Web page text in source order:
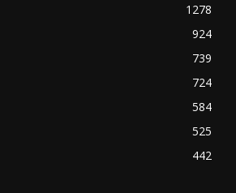
1278
924
739
724
584
525
442